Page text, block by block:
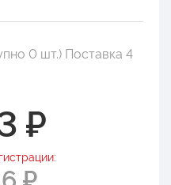
0 шт.) Поставка 4
₽
₽